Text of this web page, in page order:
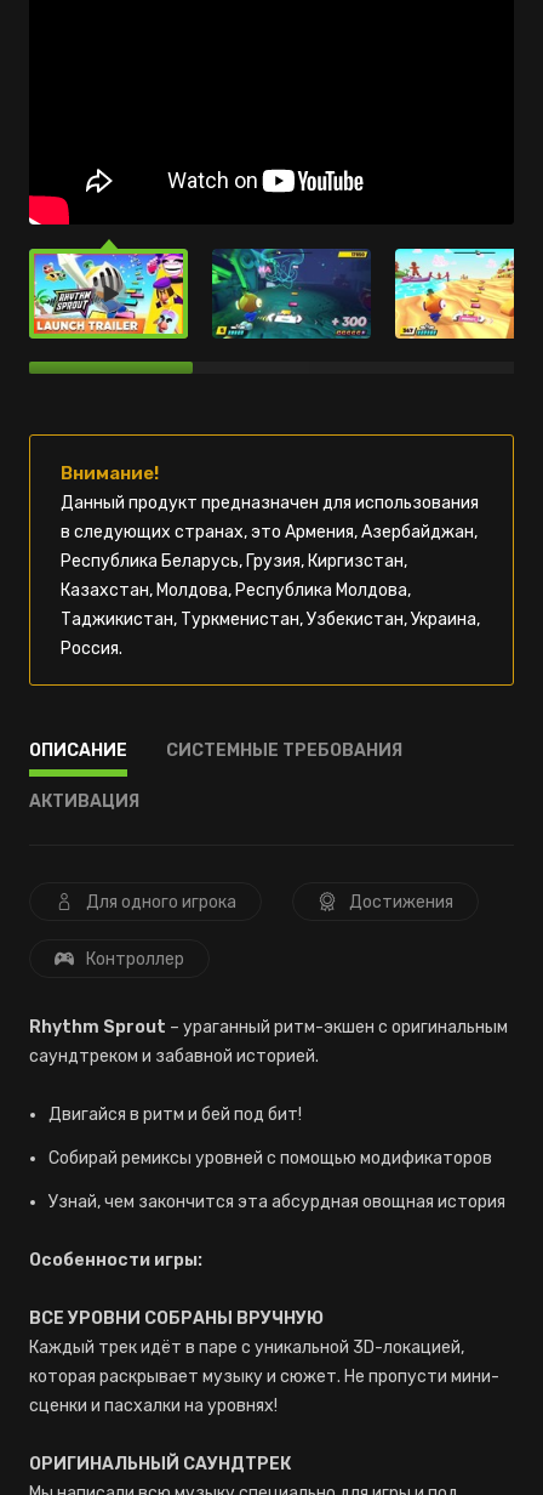
Внимание!
Данный продукт предназначен для использования
в следующих странах, это Армения, Азербайджан,
Республика Беларусь, Грузия, Киргизстан,
Казахстан, Молдова, Республика Молдова,
Таджикистан, Туркменистан, Узбекистан, Украина,
Россия.
ОПИСАНИЕ СИСТЕМНЫЕ ТРЕБОВАНИЯ
АКТИВАЦИЯ
Для одного игрока Достижения
Контроллер
Rhythm Sprout – ураганный ритм-экшен с оригинальным
саундтреком и забавной историей.
Двигайся в ритм и бей под бит!
Собирай ремиксы уровней с помощью модификаторов
Узнай, чем закончится эта абсурдная овощная история
Особенности игры:
ВСЕ УРОВНИ СОБРАНЫ ВРУЧНУЮ
Каждый трек идёт в паре с уникальной 3D-локацией,
которая раскрывает музыку и сюжет. Не пропусти мини-
сценки и пасхалки на уровнях!
ОРИГИНАЛЬНЫЙ САУНДТРЕК